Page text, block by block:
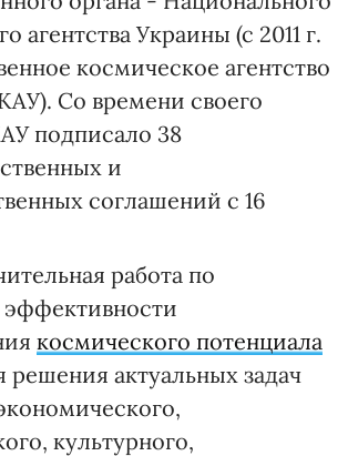
агентства Украины (с 2011 г.
космическое агентство
Со времени своего
подписало 38
и
соглашений с 16
работа по
космического потенциала
решения актуальных задач
культурного,